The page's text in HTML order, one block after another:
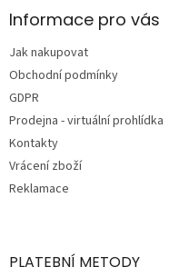
aInformace pro vás
Jak nakupovat
Obchodní podmínky
GDPR
Prodejna - virtuální prohlídka
Kontakty
Vrácení zboží
Reklamace
PLATEBNÍ METODY